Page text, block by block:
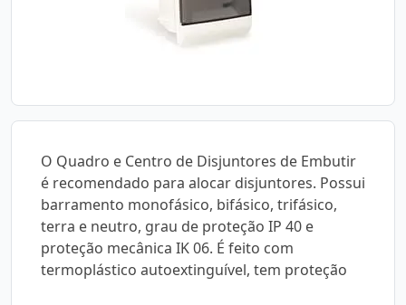
O Quadro e Centro de Disjuntores de Embutir
é recomendado para alocar disjuntores. Possui
barramento monofásico, bifásico, trifásico,
terra e neutro, grau de proteção IP 40 e
proteção mecânica IK 06. É feito com
termoplástico autoextinguível, tem proteção